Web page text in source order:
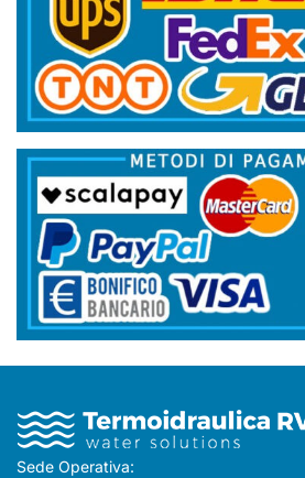
Sede Operativa: